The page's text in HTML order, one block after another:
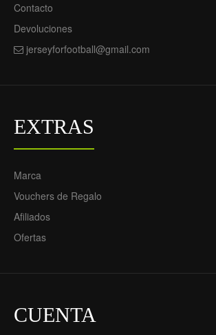
Contacto
Devoluciones
jerseyforfootball@gmail.com
EXTRAS
Marca
Vouchers de Regalo
Afiliados
Ofertas
CUENTA